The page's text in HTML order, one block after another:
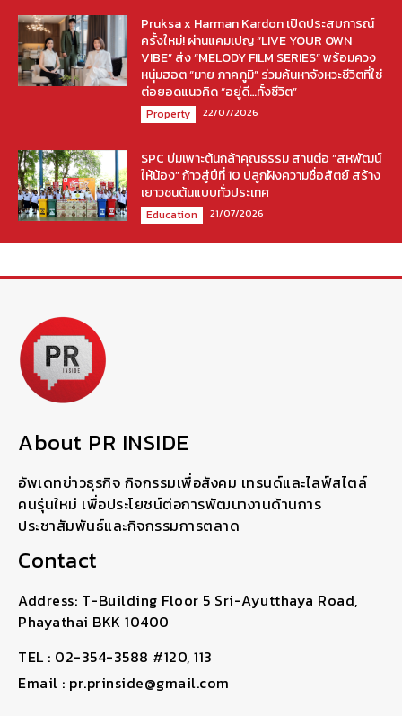
Pruksa x Harman Kardon เปิดประสบการณ์
ครั้งใหม่! ผ่านแคมเปญ “LIVE YOUR OWN
VIBE” ส่ง “MELODY FILM SERIES” พร้อมควง
หนุ่มฮอต “มาย ภาคภูมิ” ร่วมค้นหาจังหวะชีวิตที่ใช่
ต่อยอดแนวคิด “อยู่ดี…ทั้งชีวิต”
Property 22/07/2026
SPC บ่มเพาะต้นกล้าคุณธรรม สานต่อ “สหพัฒน์
ให้น้อง” ก้าวสู่ปีที่ 10 ปลูกฝังความซื่อสัตย์ สร้าง
เยาวชนต้นแบบทั่วประเทศ
Education 21/07/2026
About PR INSIDE
อัพเดทข่าวธุรกิจ กิจกรรมเพื่อสังคม เทรนด์และไลฟ์สไตล์
คนรุ่นใหม่ เพื่อประโยชน์ต่อการพัฒนางานด้านการ
ประชาสัมพันธ์และกิจกรรมการตลาด
Contact
Address: T-Building Floor 5 Sri-Ayutthaya Road,
Phayathai BKK 10400
TEL : 02-354-3588 #120, 113
Email : pr.prinside@gmail.com